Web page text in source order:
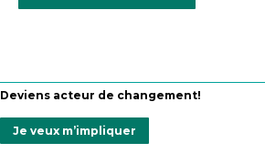
Deviens acteur de changement!
Je veux m’impliquer